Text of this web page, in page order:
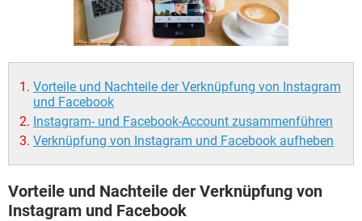
Vorteile und Nachteile der Verknüpfung von Instagram
und Facebook
Instagram- und Facebook-Account zusammenführen
Verknüpfung von Instagram und Facebook aufheben
Vorteile und Nachteile der Verknüpfung von
Instagram und Facebook